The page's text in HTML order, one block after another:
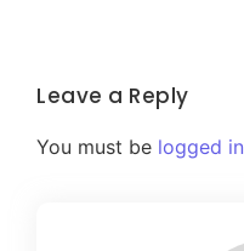
Leave a Reply
You must be logged in